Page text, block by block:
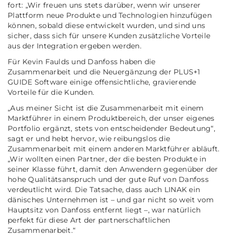
fort: „Wir freuen uns stets darüber, wenn wir unserer
Plattform neue Produkte und Technologien hinzufügen
können, sobald diese entwickelt wurden, und sind uns
sicher, dass sich für unsere Kunden zusätzliche Vorteile
aus der Integration ergeben werden.
Für Kevin Faulds und Danfoss haben die
Zusammenarbeit und die Neuergänzung der PLUS+1
GUIDE Software einige offensichtliche, gravierende
Vorteile für die Kunden.
„Aus meiner Sicht ist die Zusammenarbeit mit einem
Marktführer in einem Produktbereich, der unser eigenes
Portfolio ergänzt, stets von entscheidender Bedeutung“,
sagt er und hebt hervor, wie reibungslos die
Zusammenarbeit mit einem anderen Marktführer abläuft.
„Wir wollten einen Partner, der die besten Produkte in
seiner Klasse führt, damit den Anwendern gegenüber der
hohe Qualitätsanspruch und der gute Ruf von Danfoss
verdeutlicht wird. Die Tatsache, dass auch LINAK ein
dänisches Unternehmen ist – und gar nicht so weit vom
Hauptsitz von Danfoss entfernt liegt –, war natürlich
perfekt für diese Art der partnerschaftlichen
Zusammenarbeit.“